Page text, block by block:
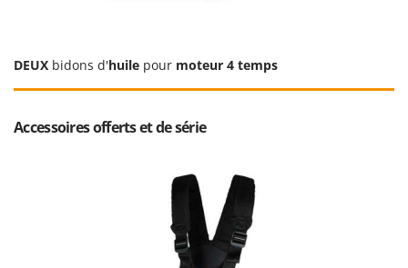
Masterpro
McCulloch
MCH
DEUX bidons d'huile pour moteur 4 temps
Accessoires offerts et de série